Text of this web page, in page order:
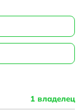
1 владелец